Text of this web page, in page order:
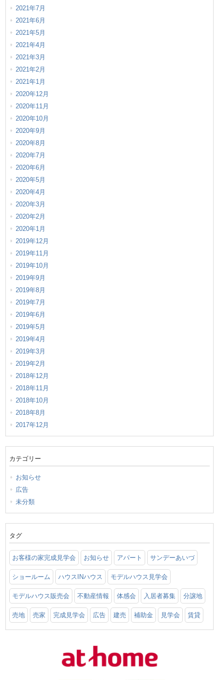
2021年7月
2021年6月
2021年5月
2021年4月
2021年3月
2021年2月
2021年1月
2020年12月
2020年11月
2020年10月
2020年9月
2020年8月
2020年7月
2020年6月
2020年5月
2020年4月
2020年3月
2020年2月
2020年1月
2019年12月
2019年11月
2019年10月
2019年9月
2019年8月
2019年7月
2019年6月
2019年5月
2019年4月
2019年3月
2019年2月
2018年12月
2018年11月
2018年10月
2018年8月
2017年12月
カテゴリー
お知らせ
広告
未分類
タグ
お客様の家完成見学会 お知らせ アパート サンデーあいづ
ショールーム ハウスINハウス モデルハウス見学会
モデルハウス販売会 不動産情報 体感会 入居者募集 分譲地
売地 売家 完成見学会 広告 建売 補助金 見学会 賃貸